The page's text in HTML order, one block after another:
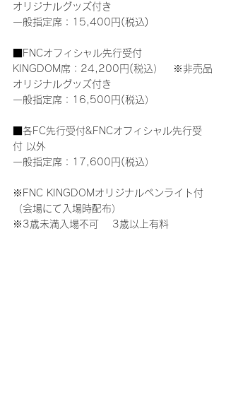
オリジナルグッズ付き
一般指定席：15,400円(税込)
■FNCオフィシャル先行受付
KINGDOM席：24,200円(税込）　※非売品
オリジナルグッズ付き
一般指定席：16,500円(税込）
■各FC先行受付&FNCオフィシャル先行受
付 以外
一般指定席：17,600円(税込）
※FNC KINGDOMオリジナルペンライト付
（会場にて入場時配布）
※3歳未満入場不可　 3歳以上有料